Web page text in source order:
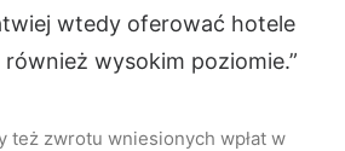
wtedy oferować hotele
również wysokim poziomie.”
też zwrotu wniesionych wpłat w